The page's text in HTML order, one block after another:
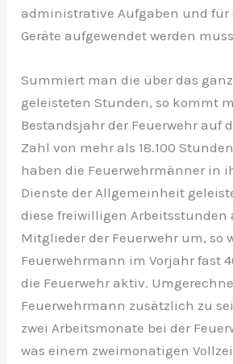
administrative Aufgaben und für
Geräte aufgewendet werden
Summiert man die über das
geleisteten Stunden, so kommt
Bestandsjahr der Feuerwehr auf
Zahl von mehr als 18.100
haben die Feuerwehrmänner in
Dienste der Allgemeinheit
diese freiwilligen Arbeitsstunden
Mitglieder der Feuerwehr um, so
Feuerwehrmann im Vorjahr fast
die Feuerwehr aktiv.
Feuerwehrmann zusätzlich zu
zwei Arbeitsmonate bei der
was einem zweimonatigen